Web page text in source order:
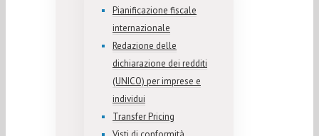
Pianificazione fiscale
internazionale
Redazione delle
dichiarazione dei redditi
(UNICO) per imprese e
individui
Transfer Pricing